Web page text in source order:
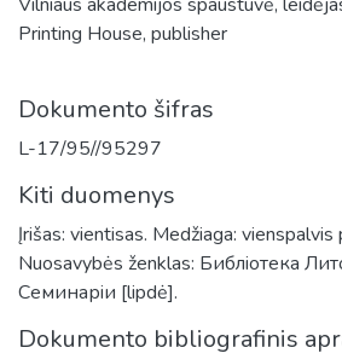
Printing House, publisher
Dokumento šifras
L-17/95//95297
Kiti duomenys
Įrišas: vientisas. Medžiaga: vienspalvis
Nuosavybės ženklas: Библiотека
Семинарiи [lipdė].
Dokumento bibliografinis